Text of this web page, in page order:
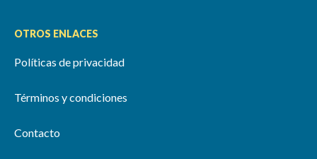
OTROS ENLACES
Políticas de privacidad
Términos y condiciones
Contacto